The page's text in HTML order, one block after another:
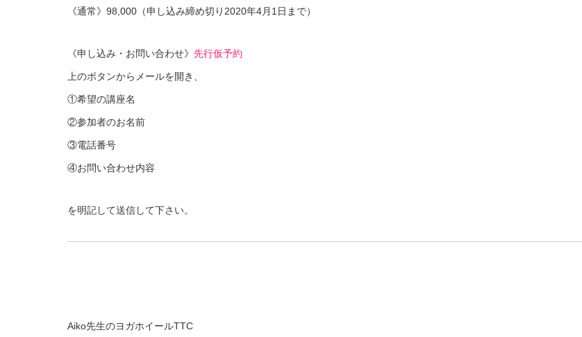
《通常》98,000（申し込み締め切り2020年4月1日まで）
《申し込み・お問い合わせ》 先行仮予約
上のボタンからメールを開き、
①希望の講座名
②参加者のお名前
③電話番号
④お問い合わせ内容
を明記して送信して下さい。
Aiko先生のヨガホイールTTC